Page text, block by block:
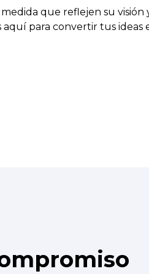
que reflejen su visión
para convertir tus ideas